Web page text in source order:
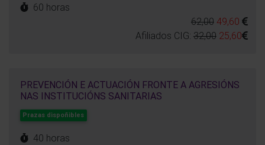
60 horas
62,00 49,60
Afiliados CIG: 32,00 25,60
PREVENCIÓN E ACTUACIÓN FRONTE A AGRESIÓNS
NAS INSTITUCIÓNS SANITARIAS
Prazas dispoñibles
40 horas